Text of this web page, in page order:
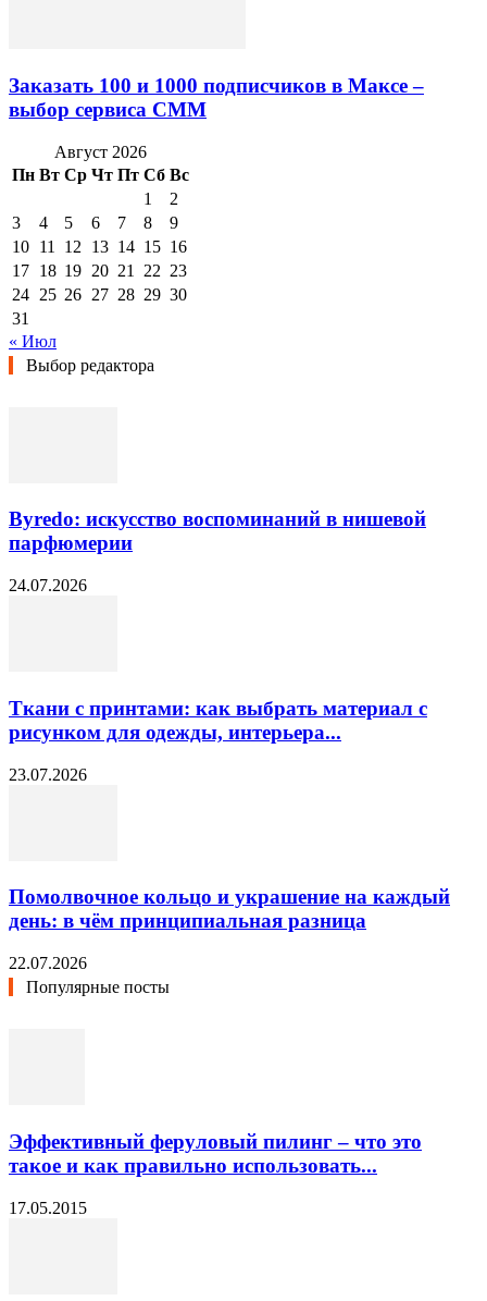
Заказать 100 и 1000 подписчиков в Максе –
выбор сервиса СММ
Август 2026
Пн Вт Ср Чт Пт Сб Вс
1
2
3
4 5 6 7 8
9
10 11 12 13 14 15 16
17 18 19 20 21 22 23
24 25 26 27 28 29 30
31
« Июл
Выбор редактора
Byredo: искусство воспоминаний в нишевой
парфюмерии
24.07.2026
Ткани с принтами: как выбрать материал с
рисунком для одежды, интерьера...
23.07.2026
Помолвочное кольцо и украшение на каждый
день: в чём принципиальная разница
22.07.2026
Популярные посты
Эффективный феруловый пилинг – что это
такое и как правильно использовать...
17.05.2015